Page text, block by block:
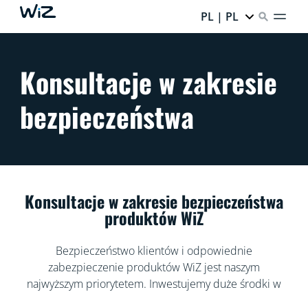
PL | PL
Konsultacje w zakresie
bezpieczeństwa
Konsultacje w zakresie bezpieczeństwa
produktów WiZ
Bezpieczeństwo klientów i odpowiednie
zabezpieczenie produktów WiZ jest naszym
najwyższym priorytetem. Inwestujemy duże środki w